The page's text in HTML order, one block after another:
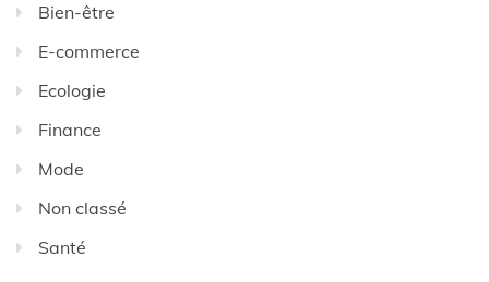
Bien-être
E-commerce
Ecologie
Finance
Mode
Non classé
Santé